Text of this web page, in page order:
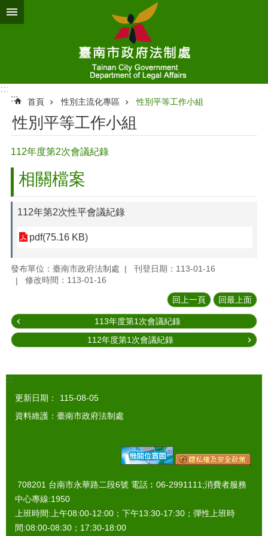
跳到主要內容區塊
:::
:::
首頁 性別主流化專區 性別平等工作小組
性別平等工作小組
112年度第2次會議紀錄
相關檔案
112年第2次性平會議紀錄
pdf(75.16 KB)
發布單位：臺南市政府法制處
刊登日期：113-01-16
修改時間：113-01-16
回上一頁 回最上面
113年度第1次會議紀錄
112年度第1次會議紀錄
:::
更新日期：
115-08-05
資料維護：臺南市政府法制處
708201 台南市永華路二段6號 電話︰06-2991111;消費者服務
中心專線:1950
上班時間:上午08:00-12:00；下午13:30-17:30；彈性上班時
間:08:00-08:30；17:30-18:00